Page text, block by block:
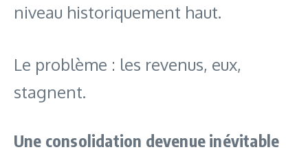
niveau historiquement haut.
Le problème : les revenus, eux,
stagnent.
Une consolidation devenue inévitable